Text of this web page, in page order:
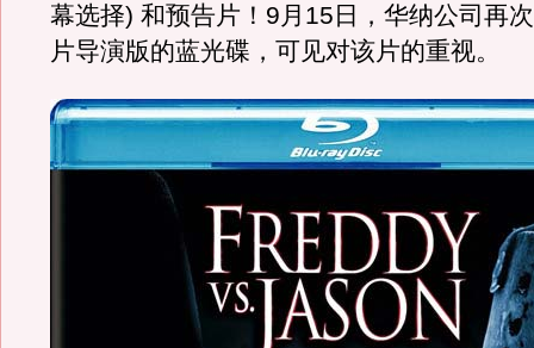
幕选择) 和预告片！9月15日，华纳公司再
片导演版的蓝光碟，可见对该片的重视。